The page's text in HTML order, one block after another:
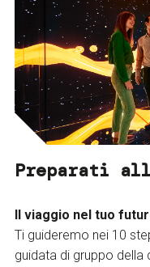
Preparati
Il viaggio nel tuo
Ti guideremo nei 10
guidata di gruppo della